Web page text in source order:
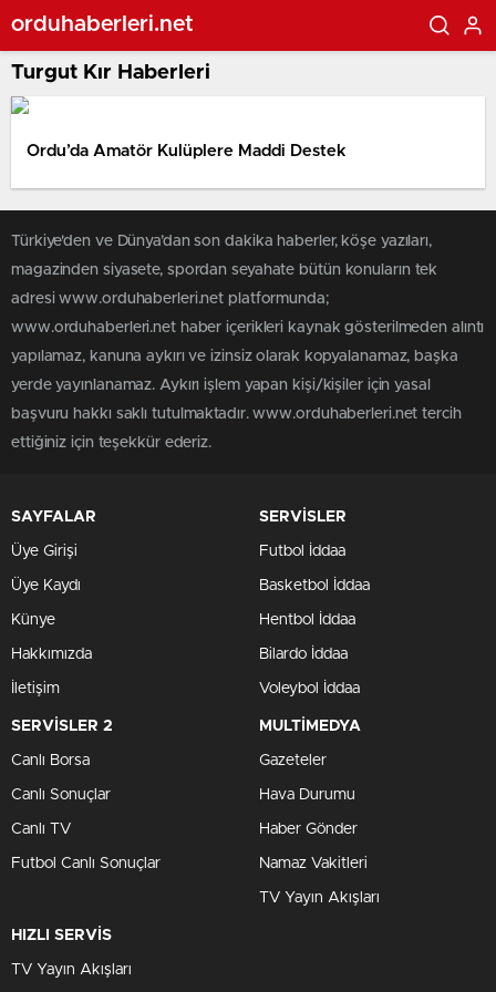
orduhaberleri.net
Turgut Kır Haberleri
Ordu’da Amatör Kulüplere Maddi Destek
Türkiye'den ve Dünya’dan son dakika haberler, köşe yazıları,
magazinden siyasete, spordan seyahate bütün konuların tek
adresi www.orduhaberleri.net platformunda;
www.orduhaberleri.net haber içerikleri kaynak gösterilmeden alıntı
yapılamaz, kanuna aykırı ve izinsiz olarak kopyalanamaz, başka
yerde yayınlanamaz. Aykırı işlem yapan kişi/kişiler için yasal
başvuru hakkı saklı tutulmaktadır. www.orduhaberleri.net tercih
ettiğiniz için teşekkür ederiz.
SAYFALAR
Üye Girişi
Üye Kaydı
Künye
Hakkımızda
İletişim
SERVİSLER
Futbol İddaa
Basketbol İddaa
Hentbol İddaa
Bilardo İddaa
Voleybol İddaa
SERVİSLER 2
Canlı Borsa
Canlı Sonuçlar
Canlı TV
Futbol Canlı Sonuçlar
MULTİMEDYA
Gazeteler
Hava Durumu
Haber Gönder
Namaz Vakitleri
TV Yayın Akışları
HIZLI SERVİS
TV Yayın Akışları